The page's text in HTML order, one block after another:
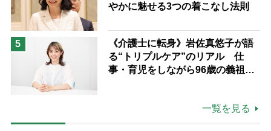
やかに魅せる3つの着こなし法則
5
《介護士に転身》岩佐真悠子が語
る“トリプルケア”のリアル 仕
事・育児をしながら96歳の義祖母
一覧を見る